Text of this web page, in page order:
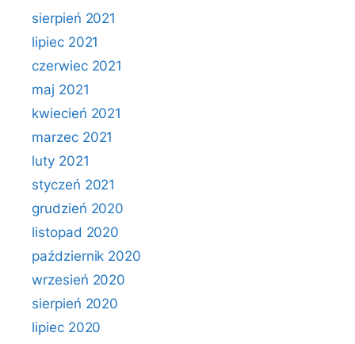
sierpień 2021
lipiec 2021
czerwiec 2021
maj 2021
kwiecień 2021
marzec 2021
luty 2021
styczeń 2021
grudzień 2020
listopad 2020
październik 2020
wrzesień 2020
sierpień 2020
lipiec 2020